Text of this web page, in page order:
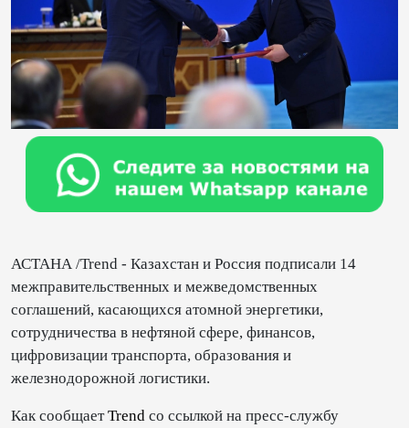
АСТАНА /Trend - Казахстан и Россия подписали 14
межправительственных и межведомственных
соглашений, касающихся атомной энергетики,
сотрудничества в нефтяной сфере, финансов,
цифровизации транспорта, образования и
железнодорожной логистики.
Как сообщаетTrend со ссылкой на пресс-службу